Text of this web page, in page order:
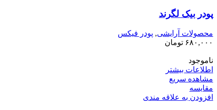
پودر بیک لگرند
محصولات آرایشی, پودر فیکس
۶۸۰,۰۰۰ تومان
ناموجود
اطلاعات بیشتر
مشاهده سریع
مقایسه
افزودن به علاقه مندی